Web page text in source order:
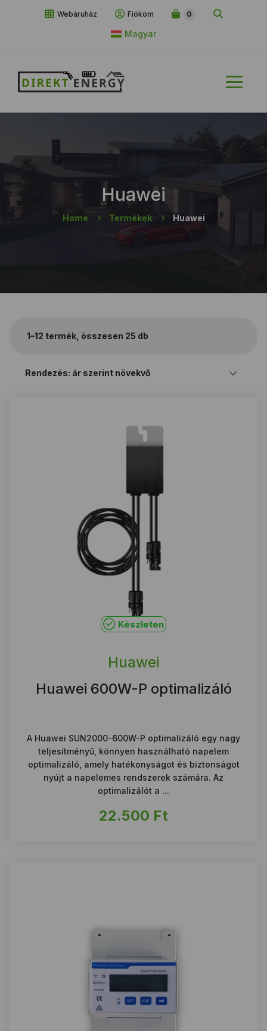
Webáruház Fiókom 0
Magyar
Huawei
Home Termékek Huawei
1–12 termék, összesen 25 db
to
high
Készleten
Huawei
Huawei 600W-P optimalizáló
A Huawei SUN2000-600W-P optimalizáló egy nagy
teljesítményű, könnyen használható napelem
optimalizáló, amely hatékonyságot és biztonságot
nyújt a napelemes rendszerek számára. Az
optimalizálót a ...
22.500 Ft